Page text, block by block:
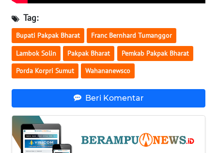
Tag:
Bupati Pakpak Bharat Franc Bernhard Tumanggor
Lambok Solin Pakpak Bharat Pemkab Pakpak Bharat
Porda Korpri Sumut Wahananewsco
Beri Komentar
JATENG
WN
NUSANTARA
WN
JOGJA
WN
BALI